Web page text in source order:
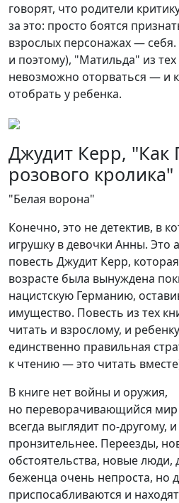
говорят, что родители
за это: просто боятся
взрослых персонажах —
и поэтому), "Матильда" из тех
невозможно оторваться — и
отобрать у ребенка.
Джудит Керр, "Как
розового кролика"
"Белая ворона"
Конечно, это не детектив, в
игрушку в девочки Анны. Это
повесть Джудит Керр,
возрасте была вынуждена
нацистскую Германию,
имущество. Повесть из тех
читать и взрослому, и
единственно правильная
к чтению — это читать
В книге нет войны и оружия,
но переворачивающийся мир
всегда выглядит по-другому,
пронзительнее. Переезды,
обстоятельства, новые
беженца очень непроста, но
приспосабливаются и